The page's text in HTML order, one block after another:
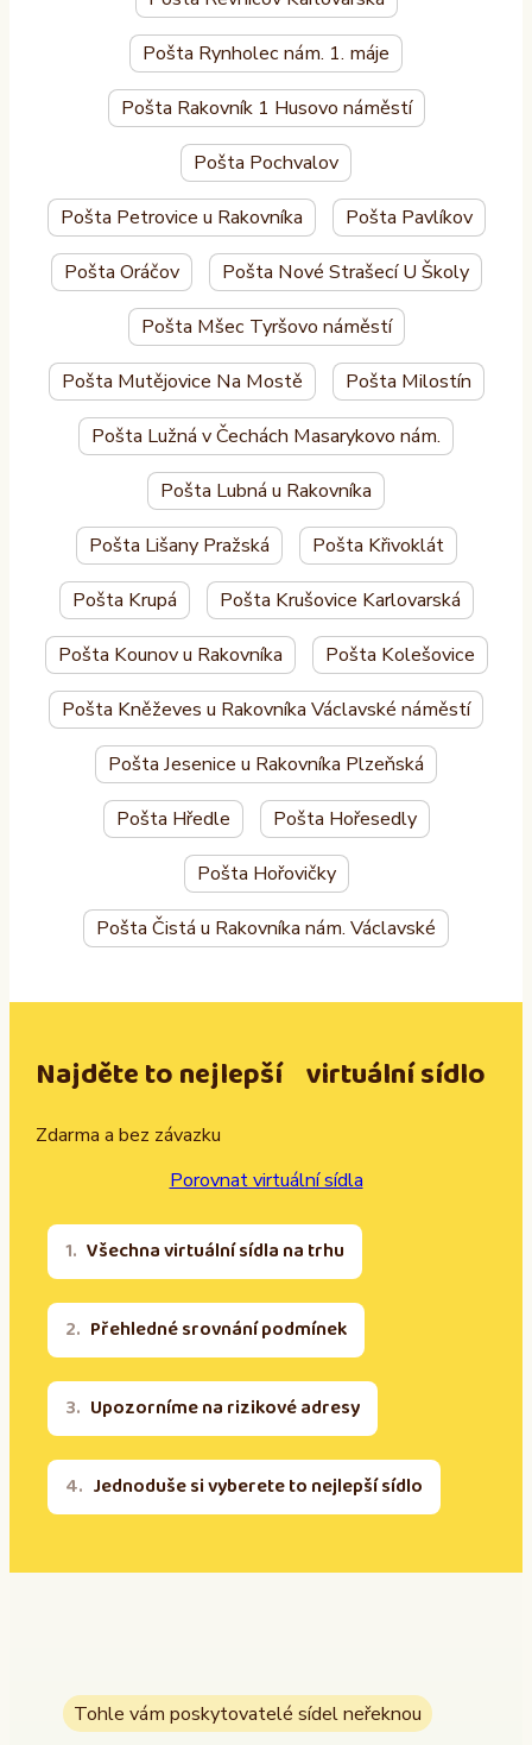
Pošta Rynholec nám. 1. máje
Pošta Rakovník 1 Husovo náměstí
Pošta Pochvalov
Pošta Petrovice u Rakovníka Pošta Pavlíkov
Pošta Oráčov Pošta Nové Strašecí U Školy
Pošta Mšec Tyršovo náměstí
Pošta Mutějovice Na Mostě Pošta Milostín
Pošta Lužná v Čechách Masarykovo nám.
Pošta Lubná u Rakovníka
Pošta Lišany Pražská Pošta Křivoklát
Pošta Krupá Pošta Krušovice Karlovarská
Pošta Kounov u Rakovníka Pošta Kolešovice
Pošta Kněževes u Rakovníka Václavské náměstí
Pošta Jesenice u Rakovníka Plzeňská
Pošta Hředle Pošta Hořesedly
Pošta Hořovičky
Pošta Čistá u Rakovníka nám. Václavské
Najděte to nejlepší virtuální sídlo
Zdarma a bez závazku
Porovnat virtuální sídla
Všechna virtuální sídla na trhu
Přehledné srovnání podmínek
Upozorníme na rizikové adresy
Jednoduše si vyberete to nejlepší sídlo
Tohle vám poskytovatelé sídel neřeknou